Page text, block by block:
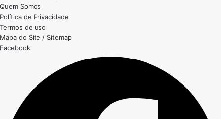
Quem Somos
Política de Privacidade
Termos de uso
Mapa do Site / Sitemap
Facebook